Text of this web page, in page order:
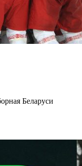
Беларуси